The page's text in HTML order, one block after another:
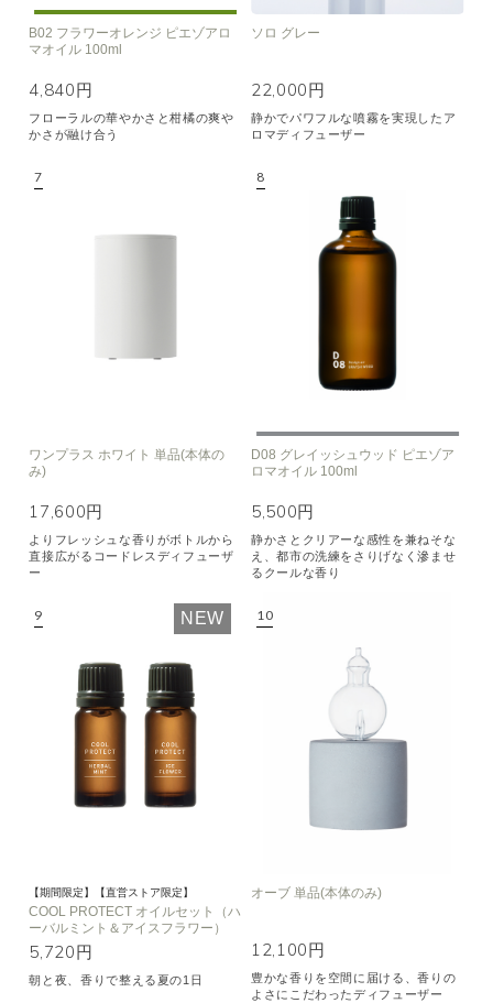
B02 フラワーオレンジ ピエゾアロ
マオイル 100ml
4,840円
フローラルの華やかさと柑橘の爽や
かさが融け合う
ソロ グレー
22,000円
静かでパワフルな噴霧を実現したア
ロマディフューザー
ワンプラス ホワイト 単品(本体の
み)
17,600円
よりフレッシュな香りがボトルから
直接広がるコードレスディフューザ
ー
D08 グレイッシュウッド ピエゾア
ロマオイル 100ml
5,500円
静かさとクリアーな感性を兼ねそな
え、都市の洗練をさりげなく滲ませ
るクールな香り
NEW
【期間限定】【直営ストア限定】
COOL PROTECT オイルセット（ハ
ーバルミント＆アイスフラワー）
5,720円
朝と夜、香りで整える夏の1日
オーブ 単品(本体のみ)
12,100円
豊かな香りを空間に届ける、香りの
よさにこだわったディフューザー